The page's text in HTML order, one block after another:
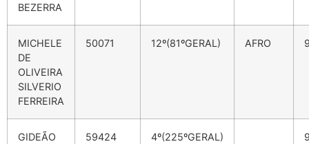
BEZERRA
MICHELE
DE
OLIVEIRA
SILVERIO
FERREIRA
50071 12º(81ºGERAL) AFRO
GIDEÃO
59424 4º(225ºGERAL)